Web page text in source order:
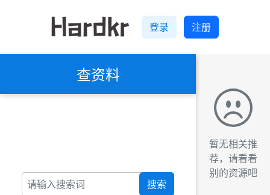
登录 注册
查资料
搜索
暂无相关推
荐，请看看
别的资源吧